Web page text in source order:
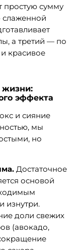
простую сумму
слаженной
а третий — по
красивое
жизни:
эффекта
и сияние
мы
но
Достаточное
основой
изнутри.
доли свежих
(авокадо,